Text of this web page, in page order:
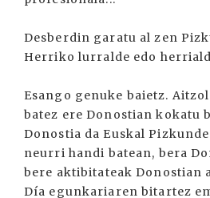
Desberdin garatu al zen
Herriko lurralde edo
Esango genuke baietz.
batez ere Donostian kokatu
Donostia da Euskal
neurri handi batean, bera
bere aktibitateak Donostian
Día egunkariaren bitartez